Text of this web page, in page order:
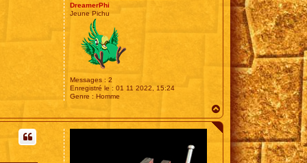
DreamerPhi
Jeune Pichu
Messages : 2
Enregistré le : 01 11 2022, 15:24
Genre : Homme
a
u